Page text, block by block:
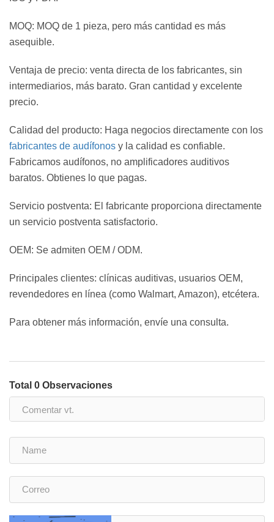
MOQ: MOQ de 1 pieza, pero más cantidad es más
asequible.
Ventaja de precio: venta directa de los fabricantes, sin
intermediarios, más barato. Gran cantidad y excelente
precio.
Calidad del producto: Haga negocios directamente con los
fabricantes de audífonos y la calidad es confiable.
Fabricamos audífonos, no amplificadores auditivos
baratos. Obtienes lo que pagas.
Servicio postventa: El fabricante proporciona directamente
un servicio postventa satisfactorio.
OEM: Se admiten OEM / ODM.
Principales clientes: clínicas auditivas, usuarios OEM,
revendedores en línea (como Walmart, Amazon), etcétera.
Para obtener más información, envíe una consulta.
Total 0 Observaciones